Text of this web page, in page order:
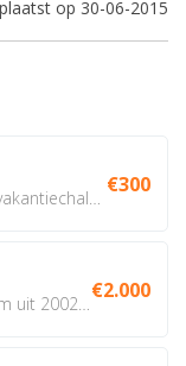
op 30-06-2015
€300
€2.000